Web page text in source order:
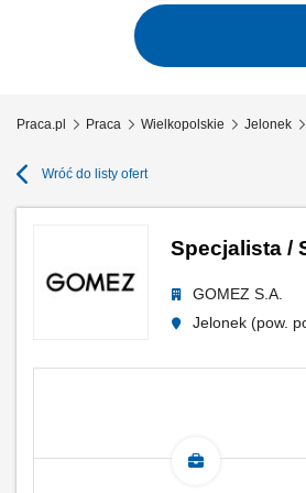
Praca.pl Praca Wielkopolskie Jelonek
Wróć do listy ofert
Specjalista /
GOMEZ S.A.
Jelonek (pow.